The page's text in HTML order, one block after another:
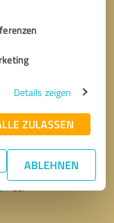
Details zeigen
ZULASSEN
ABLEHNEN
* Erforderliche Angaben
zu.